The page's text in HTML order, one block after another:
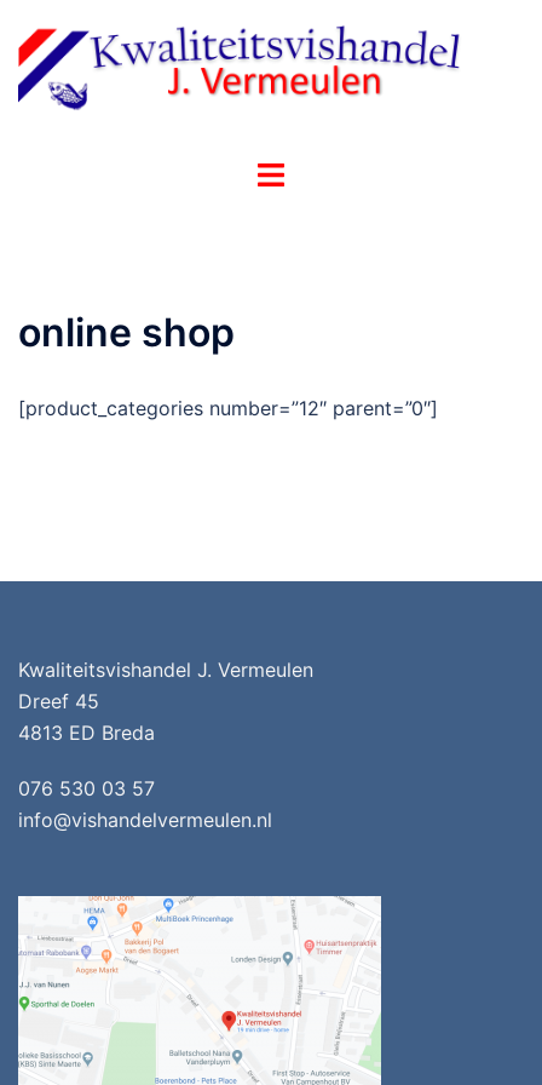
naar
de
inhoud
Toggle
online shop
[product_categories number=”12″ parent=”0″]
Kwaliteitsvishandel J. Vermeulen
Dreef 45
4813 ED Breda
076 530 03 57
info@vishandelvermeulen.nl